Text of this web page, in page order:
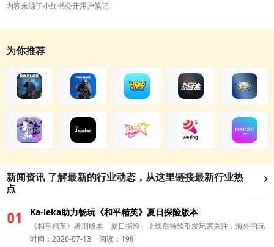
内容来源于小红书公开用户笔记
为你推荐
新闻资讯 了解最新的行业动态，从这里链接最新行业热
点
01
Ka-leka助力畅玩《和平精英》夏日探险版本
《和平精英》暑期版本「夏日探险」上线后持续引发玩家关注，海外的玩
家除了第一时间更新版本，可以通过 华人充值平台Ka-leka 完成国区游戏
时间：2026-07-13 阅读：198